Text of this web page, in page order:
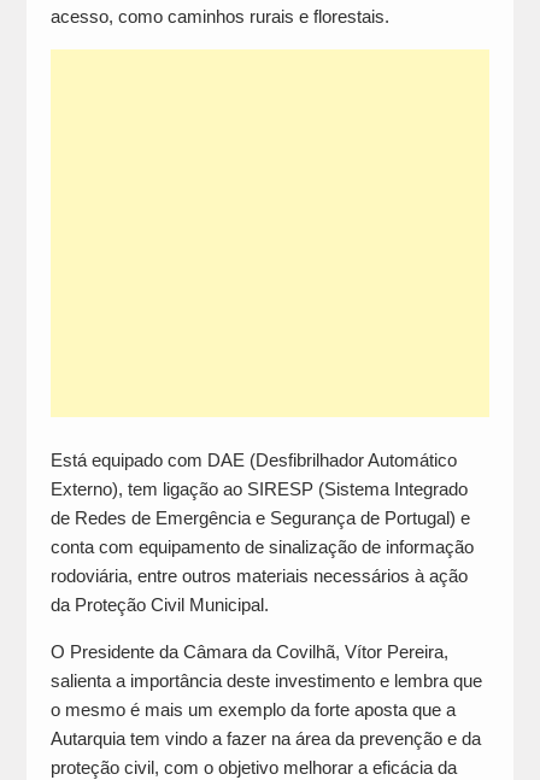
acesso, como caminhos rurais e florestais.
Está equipado com DAE (Desfibrilhador Automático
Externo), tem ligação ao SIRESP (Sistema Integrado
de Redes de Emergência e Segurança de Portugal) e
conta com equipamento de sinalização de informação
rodoviária, entre outros materiais necessários à ação
da Proteção Civil Municipal.
O Presidente da Câmara da Covilhã, Vítor Pereira,
salienta a importância deste investimento e lembra que
o mesmo é mais um exemplo da forte aposta que a
Autarquia tem vindo a fazer na área da prevenção e da
proteção civil, com o objetivo melhorar a eficácia da